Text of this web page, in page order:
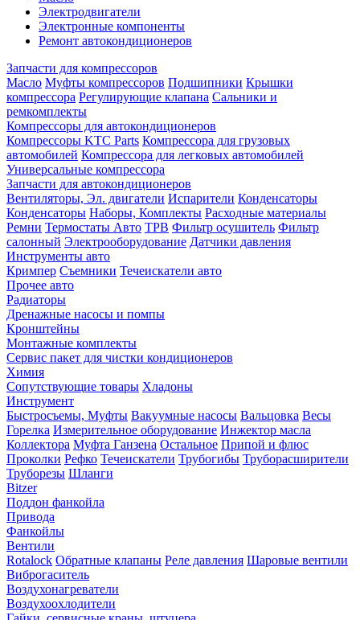
Электродвигатели
Электронные компоненты
Ремонт автокондиционеров
Запчасти для компрессоров
Масло Муфты компрессоров Подшипники Крышки
компрессора Регулирующие клапана Сальники и
ремкомплекты
Компрессоры для автокондиционеров
Компрессоры KTC Parts Компрессора для грузовых
автомобилей Компрессора для легковых автомобилей
Универсальные компрессора
Запчасти для автокондиционеров
Вентиляторы, Эл. двигатели Испарители Конденсаторы
Конденсаторы Наборы, Комплекты Расходные материалы
Ремни Термостаты Авто ТРВ Фильтр осушитель Фильтр
салонный Электрооборудование Датчики давления
Инструменты авто
Кримпер Съемники Течеискатели авто
Прочее авто
Радиаторы
Дренажные насосы и помпы
Кронштейны
Монтажные комплекты
Сервис пакет для чистки кондиционеров
Химия
Сопутствующие товары Хладоны
Инструмент
Быстросъемы, Муфты Вакуумные насосы Вальцовка Весы
Горелка Измерительное оборудование Инжектор масла
Коллектора Муфта Ганзена Остальное Припой и флюс
Проколки Рефко Течеискатели Трубогибы Труборасширители
Труборезы Шланги
Bitzer
Поддон фанкойла
Привода
Фанкойлы
Вентили
Rotalock Обратные клапаны Реле давления Шаровые вентили
Виброгаситель
Воздухонагреватели
Воздухоохлодители